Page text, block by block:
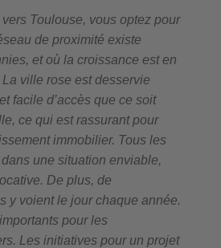
Toulouse, vous optez pour
de proximité existe
et où la croissance est en
ville rose est desservie
facile d’accès que ce soit
ce qui est rassurant pour
immobilier. Tous les
une situation enviable,
De plus, de
y voient le jour chaque année.
pour les
Les initiatives pour un projet